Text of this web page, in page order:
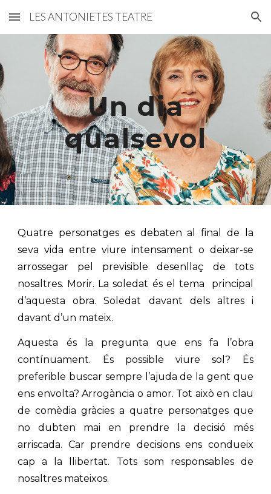
Skip to main content Skip to navigation
LES ANTONIETES TEATRE
Un dia
qualsevol
Quatre personatges es debaten al final de la
seva vida entre viure intensament o deixar-se
arrossegar pel previsible desenllaç de tots
nosaltres. Morir. La soledat és el tema principal
d’aquesta obra. Soledat davant dels altres i
davant d’un mateix.
Aquesta és la pregunta que ens fa l’obra
contínuament. És possible viure sol? És
preferible buscar sempre l’ajuda de la gent que
ens envolta? Arrogància o amor. Tot això en clau
de comèdia gràcies a quatre personatges que
no dubten mai en prendre la decisió més
arriscada. Car prendre decisions ens condueix
cap a la llibertat. Tots som responsables de
nosaltres mateixos.